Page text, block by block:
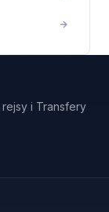
i Transfery